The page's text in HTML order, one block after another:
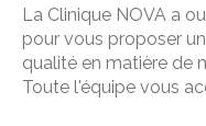
La Clinique NOVA a
pour vous proposer
qualité en matière de
Toute l'équipe vous